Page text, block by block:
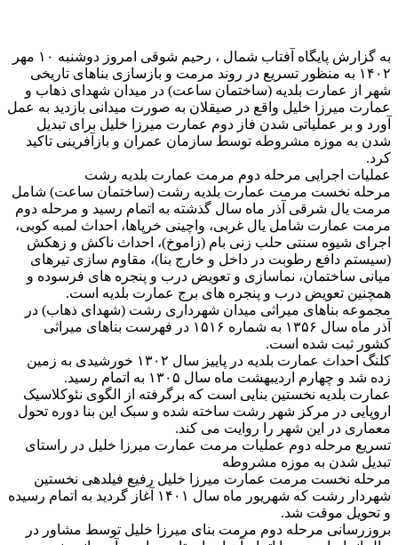
به گزارش پایگاه آفتاب شمال ، رحیم شوقی امروز دوشنبه ۱۰ مهر
۱۴۰۲ به منظور تسریع در روند مرمت و بازسازی بناهای تاریخی
شهر از عمارت بلدیه (ساختمان ساعت) در میدان شهدای ذهاب و
عمارت میرزا خلیل واقع در صیقلان به صورت میدانی بازدید به عمل
آورد و بر عملیاتی شدن فاز دوم عمارت میرزا خلیل برای تبدیل
شدن به موزه مشروطه توسط سازمان عمران و بازآفرینی تاکید
کرد.
عملیات اجرایی مرحله دوم مرمت عمارت بلدیه رشت
مرحله نخست مرمت عمارت بلدیه رشت (ساختمان ساعت) شامل
مرمت یال شرقی آذر ماه سال گذشته به اتمام رسید و مرحله دوم
مرمت عمارت شامل یال غربی، واچینی خرپاها، احداث لمبه کوبی،
اجرای شیوه سنتی حلب زنی بام (زاموخ)، احداث ناکش و زهکش
(سیستم دافع رطوبت در داخل و خارج بنا)، مقاوم سازی تیرهای
میانی ساختمان، نماسازی و تعویض درب و پنجره های فرسوده و
همچنین تعویض درب و پنجره های برج عمارت بلدیه است.
مجموعه بناهای میراثی میدان شهرداری رشت (شهدای ذهاب) در
آذر ماه سال ۱۳۵۶ به شماره ۱۵۱۶ در فهرست بناهای میراثی
کشور ثبت شده است.
کلنگ احداث عمارت بلدیه در پاییز سال ۱۳۰۲ خورشیدی به زمین
زده شد و چهارم اردیبهشت ماه سال ۱۳۰۵ به اتمام رسید.
عمارت بلدیه نخستین بنایی است که برگرفته از الگوی نئوکلاسیک
اروپایی در مرکز شهر رشت ساخته شده و سبک این بنا دوره تحول
معماری در این شهر را روایت می کند.
تسریع مرحله دوم عملیات مرمت عمارت میرزا خلیل در راستای
تبدیل شدن به موزه مشروطه
مرحله نخست مرمت عمارت میرزا خلیل رفیع فیلدهی نخستین
شهردار رشت که شهریور ماه سال ۱۴۰۱ آغاز گردید به اتمام رسیده
و تحویل موقت شد.
بروزرسانی مرحله دوم مرمت بنای میرزا خلیل توسط مشاور در